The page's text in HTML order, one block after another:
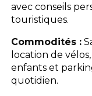
avec conseils
touristiques.
Commodités :
location de
enfants et
quotidien.